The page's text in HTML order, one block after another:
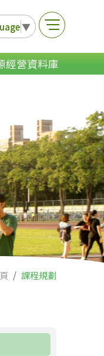
▼
經營資料庫
課程規劃